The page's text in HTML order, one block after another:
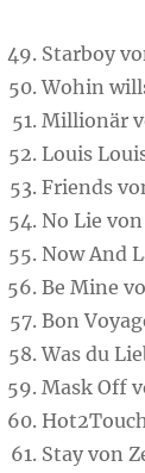
Starboy
Wohin
Millionär
Louis
Friends
No Lie von
Now And
Be Mine
Bon
Was du
Mask Off
Stay von